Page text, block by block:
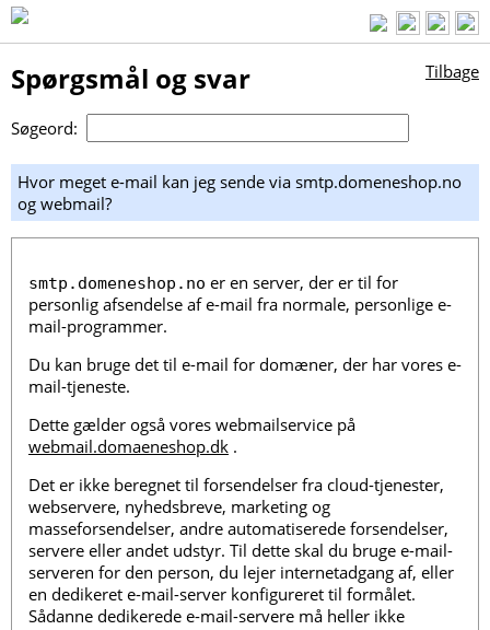
Spørgsmål og svar Tilbage
Søgeord:
Hvor meget e-mail kan jeg sende via smtp.domeneshop.no
og webmail?
smtp.domeneshop.no er en server, der er til for
personlig afsendelse af e-mail fra normale, personlige e-
mail-programmer.
Du kan bruge det til e-mail for domæner, der har vores e-
mail-tjeneste.
Dette gælder også vores webmailservice på
webmail.domaeneshop.dk .
Det er ikke beregnet til forsendelser fra cloud-tjenester,
webservere, nyhedsbreve, marketing og
masseforsendelser, andre automatiserede forsendelser,
servere eller andet udstyr. Til dette skal du bruge e-mail-
serveren for den person, du lejer internetadgang af, eller
en dedikeret e-mail-server konfigureret til formålet.
Sådanne dedikerede e-mail-servere må heller ikke